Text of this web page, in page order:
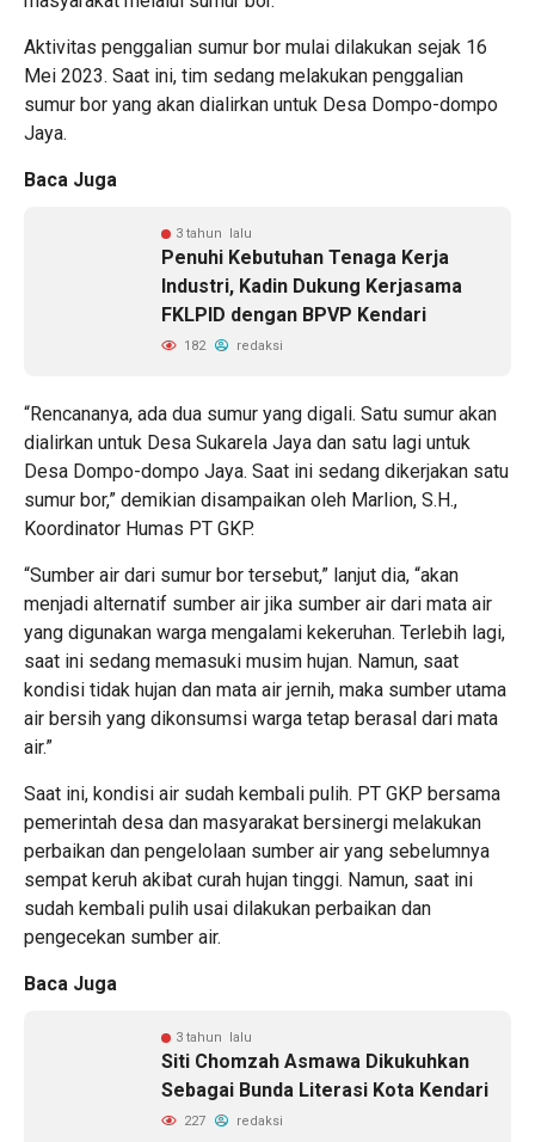
Aktivitas penggalian sumur bor mulai dilakukan sejak 16
Mei 2023. Saat ini, tim sedang melakukan penggalian
sumur bor yang akan dialirkan untuk Desa Dompo-dompo
Jaya.
Baca Juga
3 tahun lalu
Penuhi Kebutuhan Tenaga Kerja
Industri, Kadin Dukung Kerjasama
FKLPID dengan BPVP Kendari
182 redaksi
“Rencananya, ada dua sumur yang digali. Satu sumur akan
dialirkan untuk Desa Sukarela Jaya dan satu lagi untuk
Desa Dompo-dompo Jaya. Saat ini sedang dikerjakan satu
sumur bor,” demikian disampaikan oleh Marlion, S.H.,
Koordinator Humas PT GKP.
“Sumber air dari sumur bor tersebut,” lanjut dia, “akan
menjadi alternatif sumber air jika sumber air dari mata air
yang digunakan warga mengalami kekeruhan. Terlebih lagi,
saat ini sedang memasuki musim hujan. Namun, saat
kondisi tidak hujan dan mata air jernih, maka sumber utama
air bersih yang dikonsumsi warga tetap berasal dari mata
air.”
Saat ini, kondisi air sudah kembali pulih. PT GKP bersama
pemerintah desa dan masyarakat bersinergi melakukan
perbaikan dan pengelolaan sumber air yang sebelumnya
sempat keruh akibat curah hujan tinggi. Namun, saat ini
sudah kembali pulih usai dilakukan perbaikan dan
pengecekan sumber air.
Baca Juga
3 tahun lalu
Siti Chomzah Asmawa Dikukuhkan
Sebagai Bunda Literasi Kota Kendari
227 redaksi